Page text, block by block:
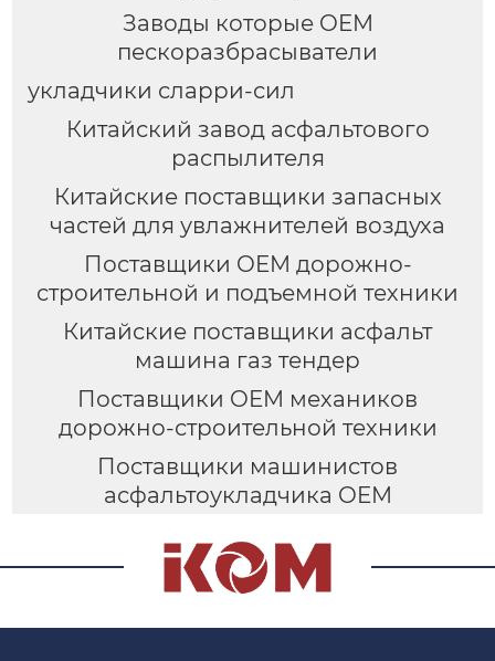
Заводы которые OEM
пескоразбрасыватели
укладчики сларри-сил
Китайский завод асфальтового
распылителя
Китайские поставщики запасных
частей для увлажнителей воздуха
Поставщики OEM дорожно-
строительной и подъемной техники
Китайские поставщики асфальт
машина газ тендер
Поставщики OEM механиков
дорожно-строительной техники
Поставщики машинистов
асфальтоукладчика OEM